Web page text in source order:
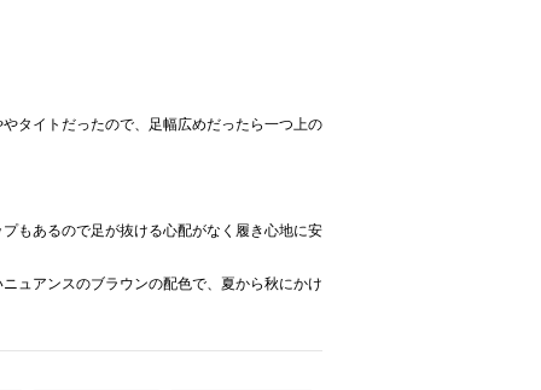
タイトだったので、足幅広めだったら一つ上の
もあるので足が抜ける心配がなく履き心地に安
ュアンスのブラウンの配色で、夏から秋にかけ